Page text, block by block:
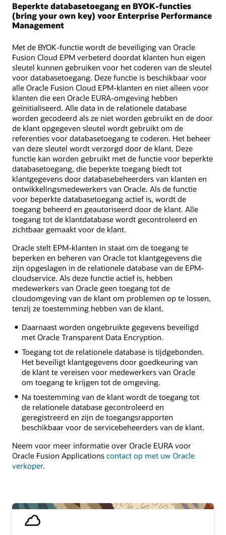
Beperkte databasetoegang en BYOK-functies
(bring your own key) voor Enterprise Performance
Management
Met de BYOK-functie wordt de beveiliging van Oracle
Fusion Cloud EPM verbeterd doordat klanten hun eigen
sleutel kunnen gebruiken voor het coderen van de sleutel
voor databasetoegang. Deze functie is beschikbaar voor
alle Oracle Fusion Cloud EPM-klanten en niet alleen voor
klanten die een Oracle EURA-omgeving hebben
geïnitialiseerd. Alle data in de relationele database
worden gecodeerd als ze niet worden gebruikt en de door
de klant opgegeven sleutel wordt gebruikt om de
referenties voor databasetoegang te coderen. Het beheer
van deze sleutel wordt verzorgd door de klant. Deze
functie kan worden gebruikt met de functie voor beperkte
databasetoegang, die beperkte toegang biedt tot
klantgegevens door databasebeheerders van klanten en
ontwikkelingsmedewerkers van Oracle. Als de functie
voor beperkte databasetoegang actief is, wordt de
toegang beheerd en geautoriseerd door de klant. Alle
toegang tot de klantdatabase wordt gecontroleerd en
zichtbaar gemaakt voor de klant.
Oracle stelt EPM-klanten in staat om de toegang te
beperken en beheren van Oracle tot klantgegevens die
zijn opgeslagen in de relationele database van de EPM-
cloudservice. Als deze functie actief is, hebben
medewerkers van Oracle geen toegang tot de
cloudomgeving van de klant om problemen op te lossen,
tenzij ze toestemming hebben van de klant.
Daarnaast worden ongebruikte gegevens beveiligd
met Oracle Transparent Data Encryption.
Toegang tot de relationele database is tijdgebonden.
Het beveiligt klantgegevens door goedkeuring van
de klant te vereisen voor medewerkers van Oracle
om toegang te krijgen tot de omgeving.
Na toestemming van de klant wordt de toegang tot
de relationele database gecontroleerd en
geregistreerd en zijn de toegangsrapporten
beschikbaar voor de servicebeheerders van de klant.
Neem voor meer informatie over Oracle EURA voor
Oracle Fusion Applications contact op met uw Oracle
verkoper.